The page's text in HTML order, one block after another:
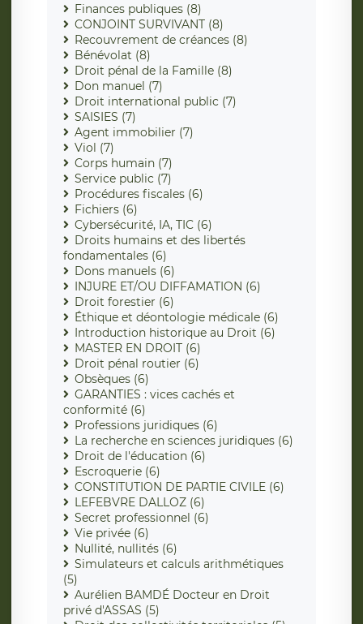
Finances publiques (8)
CONJOINT SURVIVANT (8)
Recouvrement de créances (8)
Bénévolat (8)
Droit pénal de la Famille (8)
Don manuel (7)
Droit international public (7)
SAISIES (7)
Agent immobilier (7)
Viol (7)
Corps humain (7)
Service public (7)
Procédures fiscales (6)
Fichiers (6)
Cybersécurité, IA, TIC (6)
Droits humains et des libertés
fondamentales (6)
Dons manuels (6)
INJURE ET/OU DIFFAMATION (6)
Droit forestier (6)
Éthique et déontologie médicale (6)
Introduction historique au Droit (6)
MASTER EN DROIT (6)
Droit pénal routier (6)
Obsèques (6)
GARANTIES : vices cachés et
conformité (6)
Professions juridiques (6)
La recherche en sciences juridiques (6)
Droit de l'éducation (6)
Escroquerie (6)
CONSTITUTION DE PARTIE CIVILE (6)
LEFEBVRE DALLOZ (6)
Secret professionnel (6)
Vie privée (6)
Nullité, nullités (6)
Simulateurs et calculs arithmétiques
(5)
Aurélien BAMDÉ Docteur en Droit
privé d'ASSAS (5)